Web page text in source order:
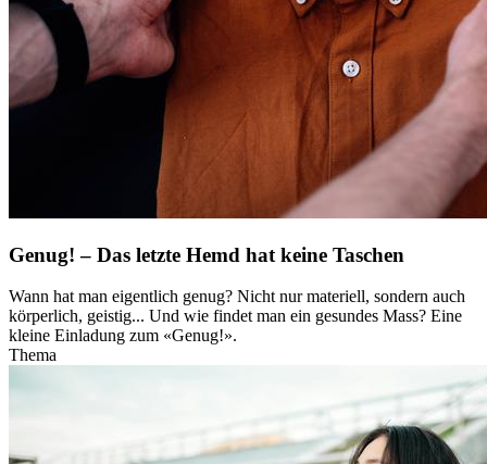
Genug! – Das letzte Hemd hat keine Taschen
Wann hat man eigentlich genug? Nicht nur materiell, sondern auch
körperlich, geistig... Und wie findet man ein gesundes Mass? Eine
kleine Einladung zum «Genug!».
Thema